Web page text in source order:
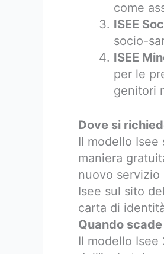
come
ISEE
socio-
ISEE
per le
genitori
Dove si
Il modello
maniera
nuovo servizio
Isee sul sito
carta di
Quando
Il modello